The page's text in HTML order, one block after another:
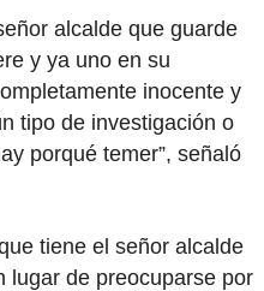
alcalde que guarde
y ya uno en su
inocente y
tipo de investigación o
porqué temer”, señaló
tiene el señor alcalde
lugar de preocuparse por